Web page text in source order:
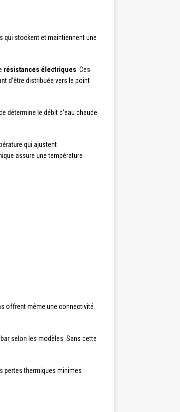
qui stockent et maintiennent une
résistances électriques . Ces
d’être distribuée vers le point
détermine le débit d’eau chaude
qui ajustent
assure une température
offrent même une connectivité
selon les modèles. Sans cette
pertes thermiques minimes